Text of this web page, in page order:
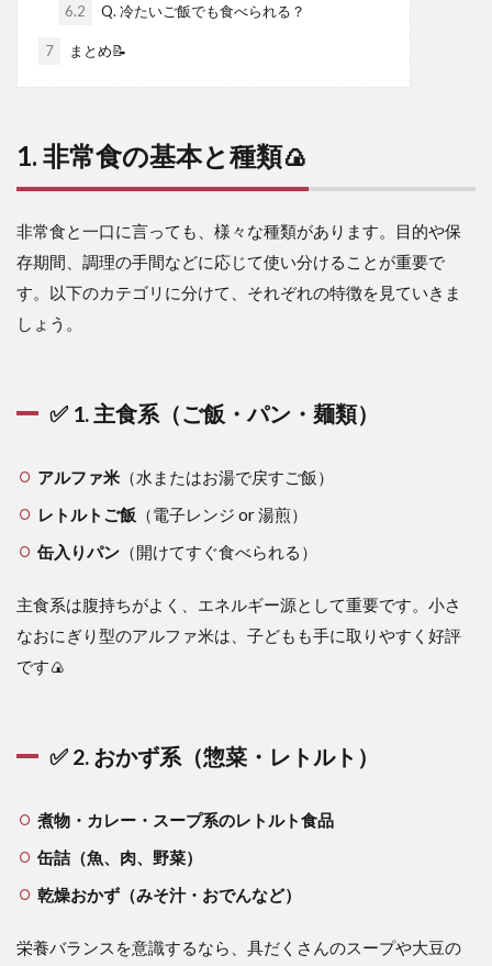
6.2 Q. 冷たいご飯でも食べられる？
7 まとめ📝
1. 非常食の基本と種類🍙
非常食と一口に言っても、様々な種類があります。目的や保
存期間、調理の手間などに応じて使い分けることが重要で
す。以下のカテゴリに分けて、それぞれの特徴を見ていきま
しょう。
✅ 1. 主食系（ご飯・パン・麺類）
アルファ米（水またはお湯で戻すご飯）
レトルトご飯 （電子レンジ or 湯煎）
缶入りパン（開けてすぐ食べられる）
主食系は腹持ちがよく、エネルギー源として重要です。小さ
なおにぎり型のアルファ米は、子どもも手に取りやすく好評
です🍙
✅ 2. おかず系（惣菜・レトルト）
煮物・カレー・スープ系のレトルト食品
缶詰（魚、肉、野菜）
乾燥おかず（みそ汁・おでんなど）
栄養バランスを意識するなら、具だくさんのスープや大豆の